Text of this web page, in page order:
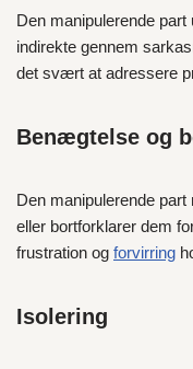
Den manipulerende
indirekte gennem
det svært at adressere
Benægtelse og
Den manipulerende
eller bortforklarer dem
frustration og forvirring
Isolering